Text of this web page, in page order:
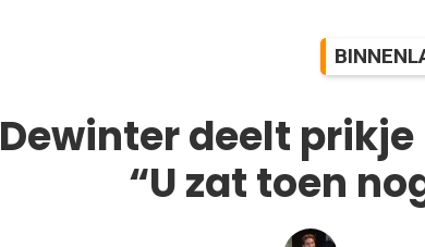
Dewinter deelt
“U zat toen